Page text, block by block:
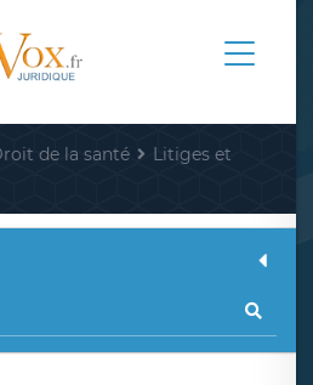
de la santé
Litiges et